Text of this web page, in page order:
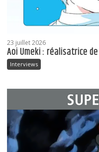
23 juillet 2026
Aoi Umeki : réalisatrice
Interviews